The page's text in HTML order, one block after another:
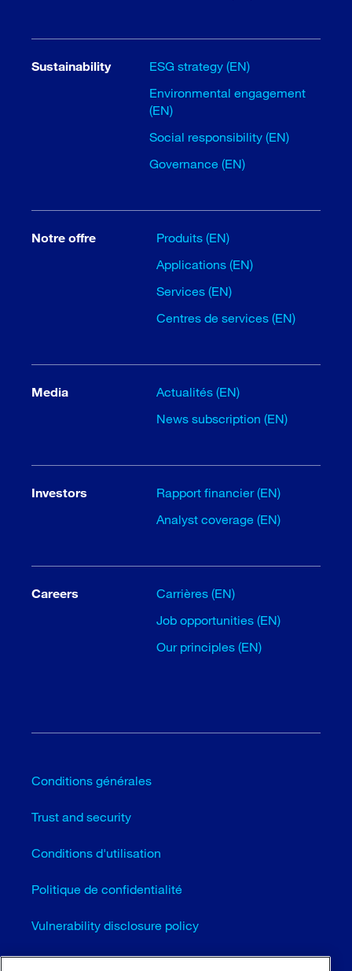
Sustainability
ESG strategy (EN)
Environmental engagement
(EN)
Social responsibility (EN)
Governance (EN)
Notre offre
Produits (EN)
Applications (EN)
Services (EN)
Centres de services (EN)
Media
Actualités (EN)
News subscription (EN)
Investors
Rapport financier (EN)
Analyst coverage (EN)
Careers
Carrières (EN)
Job opportunities (EN)
Our principles (EN)
Conditions générales
Trust and security
Conditions d'utilisation
Politique de confidentialité
Vulnerability disclosure policy
Cookie settings (EN)